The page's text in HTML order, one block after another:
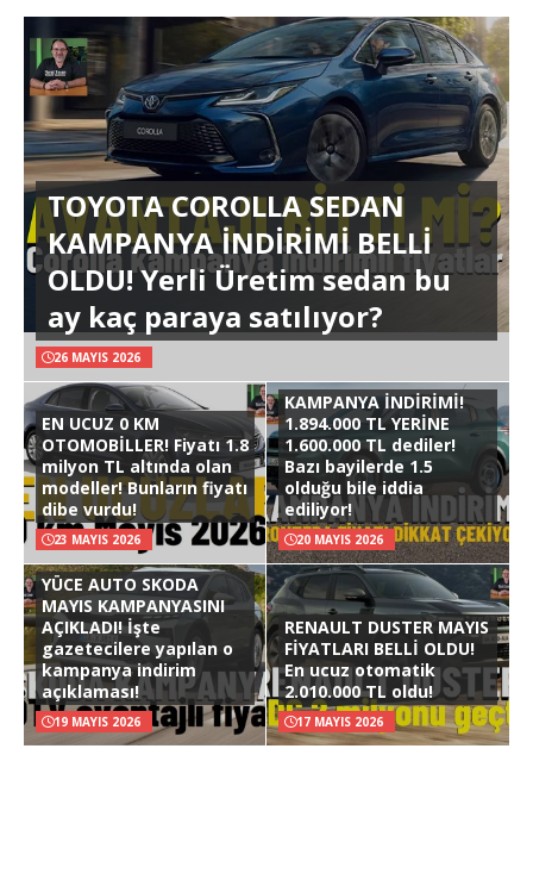
TOYOTA COROLLA SEDAN
KAMPANYA İNDİRİMİ BELLİ
OLDU! Yerli Üretim sedan bu
ay kaç paraya satılıyor?
26 MAYIS 2026
EN UCUZ 0 KM
OTOMOBİLLER! Fiyatı 1.8
milyon TL altında olan
modeller! Bunların fiyatı
dibe vurdu!
23 MAYIS 2026
KAMPANYA İNDİRİMİ!
1.894.000 TL YERİNE
1.600.000 TL dediler!
Bazı bayilerde 1.5
olduğu bile iddia
ediliyor!
20 MAYIS 2026
YÜCE AUTO SKODA
MAYIS KAMPANYASINI
AÇIKLADI! İşte
gazetecilere yapılan o
kampanya indirim
açıklaması!
19 MAYIS 2026
RENAULT DUSTER MAYIS
FİYATLARI BELLİ OLDU!
En ucuz otomatik
2.010.000 TL oldu!
17 MAYIS 2026